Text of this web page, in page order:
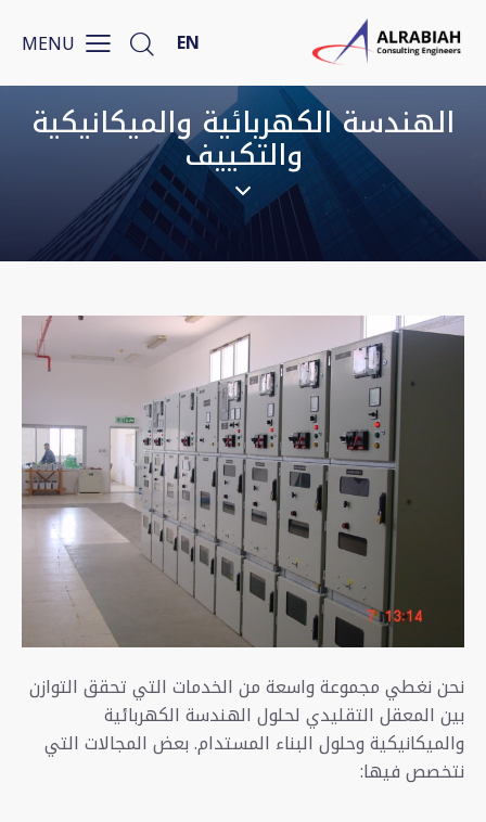
EN
الهندسة الكهربائية والميكانيكية
والتكييف
نحن نغطي مجموعة واسعة من الخدمات التي تحقق التوازن
بين المعقل التقليدي لحلول الهندسة الكهربائية
والميكانيكية وحلول البناء المستدام. بعض المجالات التي
نتخصص فيها: